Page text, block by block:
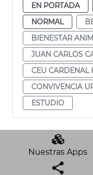
EN PORTADA
NORMAL
BIENESTAR
JUAN CARLOS
CEU CARDENAL
CONVIVENCIA
ESTUDIO
Nuestras Apps